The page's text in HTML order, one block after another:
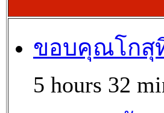
ขอบคุณโกสุ
5 hours 32